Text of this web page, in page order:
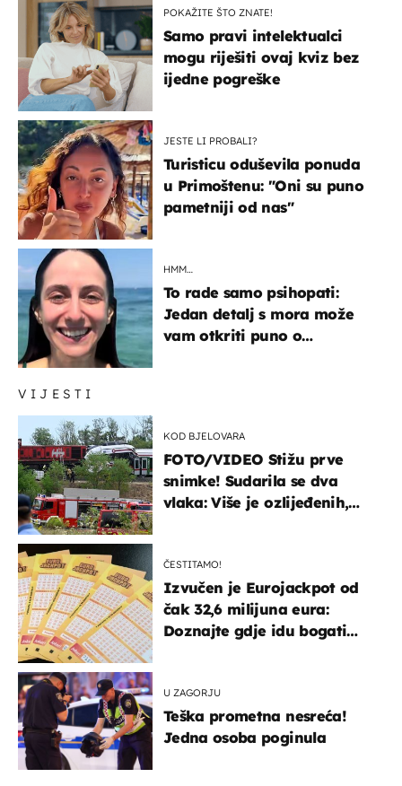
VIJESTI
KOD BJELOVARA
FOTO/VIDEO Stižu prve
snimke! Sudarila se dva
vlaka: Više je ozlijeđenih,
ČESTITAMO!
Izvučen je Eurojackpot od
čak 32,6 milijuna eura:
Doznajte gdje idu bogati
U ZAGORJU
Teška prometna nesreća!
Jedna osoba poginula
POKAŽITE ŠTO ZNATE!
Samo pravi intelektualci
mogu riješiti ovaj kviz bez
ijedne pogreške
JESTE LI PROBALI?
Turisticu oduševila ponuda
u Primoštenu: "Oni su puno
pametniji od nas"
HMM…
To rade samo psihopati:
Jedan detalj s mora može
vam otkriti puno o